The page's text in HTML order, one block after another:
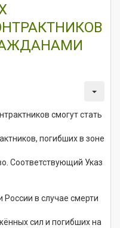
смогут стать
погибших в зоне
Соответствующий Указ
в случае смерти
сил и погибших на